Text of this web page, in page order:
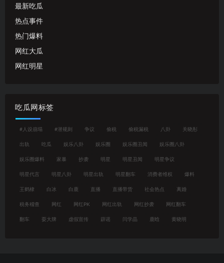
最新吃瓜
热点事件
热门爆料
网红大瓜
网红明星
吃瓜网标签
#人设崩塌 #潜规则 争议 偷税 偷税漏税 八卦 关晓彤
出轨 吃瓜 娱乐八卦 娱乐圈 娱乐圈丑闻 娱乐圈八卦
娱乐圈爆料 家暴 抄袭 明星 明星丑闻 明星争议
明星代言 明星八卦 明星出轨 明星翻车 消费者维权 爆料
王鹤棣 白冰 白鹿 直播 直播带货 社会热点 离婚
税务稽查 网红 网红PK 网红出轨 网红抄袭 网红翻车
翻车 耍大牌 虚假宣传 辟谣 闫学晶 鹿晗 黄晓明